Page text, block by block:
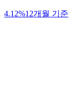
4.12%12개월 기준